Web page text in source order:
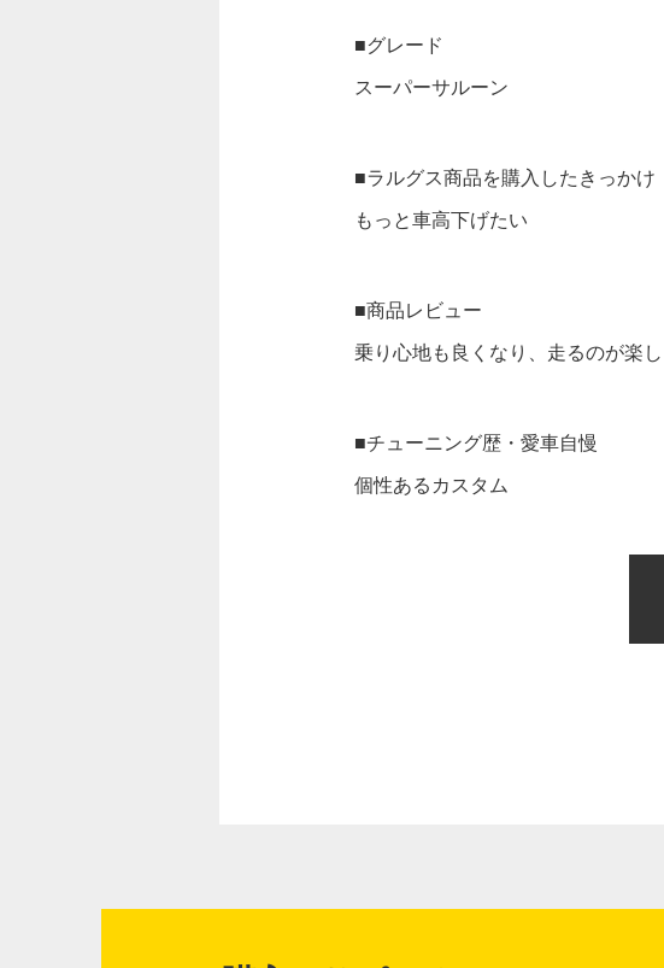
■グレード
スーパーサルーン
■ラルグス商品を購入したきっかけ
もっと車高下げたい
■商品レビュー
乗り心地も良くなり、走るのが楽
■チューニング歴・愛車自慢
個性あるカスタム